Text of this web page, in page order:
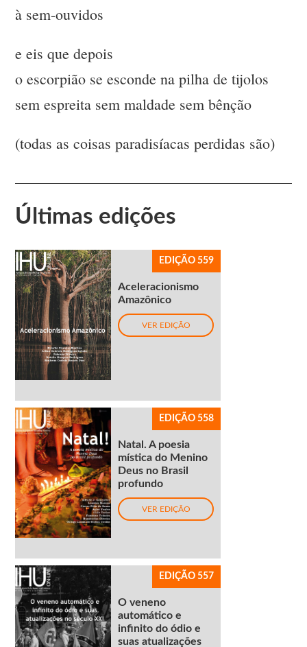
à sem-ouvidos
e eis que depois
o escorpião se esconde na pilha de tijolos
sem espreita sem maldade sem bênção
(todas as coisas paradisíacas perdidas são)
Últimas edições
EDIÇÃO 559
Aceleracionismo
Amazônico
VER EDIÇÃO
EDIÇÃO 558
Natal. A poesia
mística do Menino
Deus no Brasil
profundo
VER EDIÇÃO
EDIÇÃO 557
O veneno
automático e
infinito do ódio e
suas atualizações